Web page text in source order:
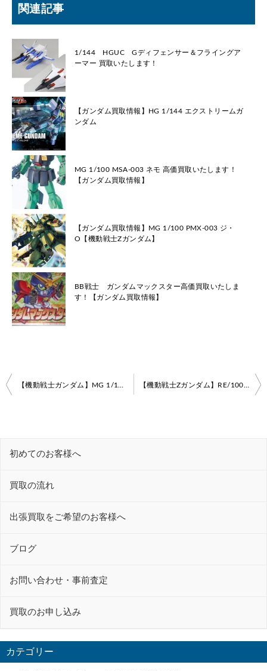
関連記事
1/144 HGUC Gディフェンサー＆フライングア
ーマー 買取いたします！
【ガンダム買取情報】HG 1/144 エクストリームガ
ンダム
MG 1/100 MSA-003 ネモ 高価買取いたします！
【ガンダム買取情報】
【ガンダム買取情報】MG 1/100 PMX-003 ジ・
O【機動戦士Zガンダム】
BB戦士 ガンダムマックスター高価買取いたしま
す！【ガンダム買取情報】
投
ゲ
ー
ョ
【機動戦士ガンダム】MG 1/100 RB-79 ボール Ver.Ka 【機動戦士Ζガンダム】RE/100 MSK-008 ディジェ【ガンダム買取情報】
初めてのお客様へ
買取の流れ
出張買取をご希望のお客様へ
ブログ
お問い合わせ・事前査定
買取のお申し込み
カテゴリー